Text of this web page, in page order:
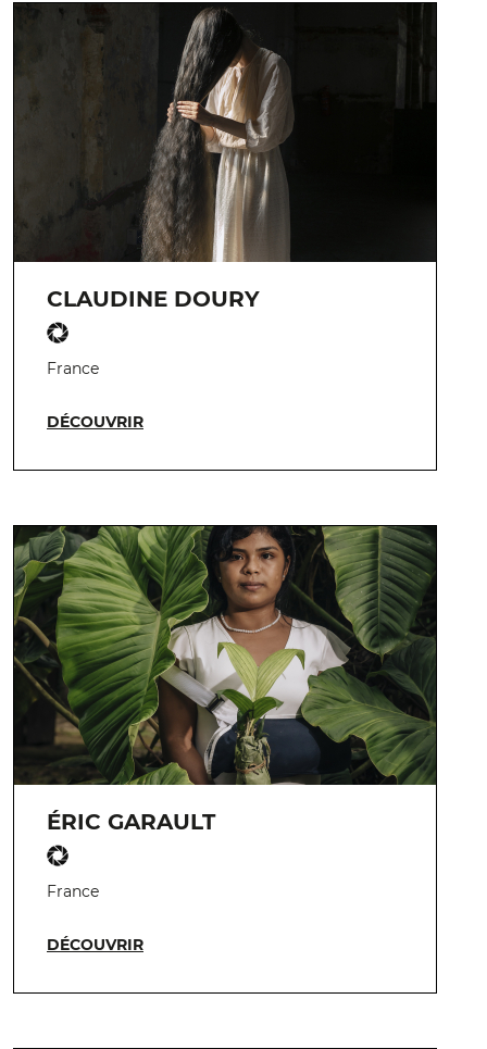
CLAUDINE DOURY
France
DÉCOUVRIR
ÉRIC GARAULT
France
DÉCOUVRIR